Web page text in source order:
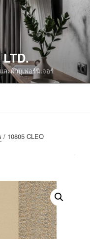
ละผ้าบุเฟอร์นิเจอร์
/ 10805 CLEO